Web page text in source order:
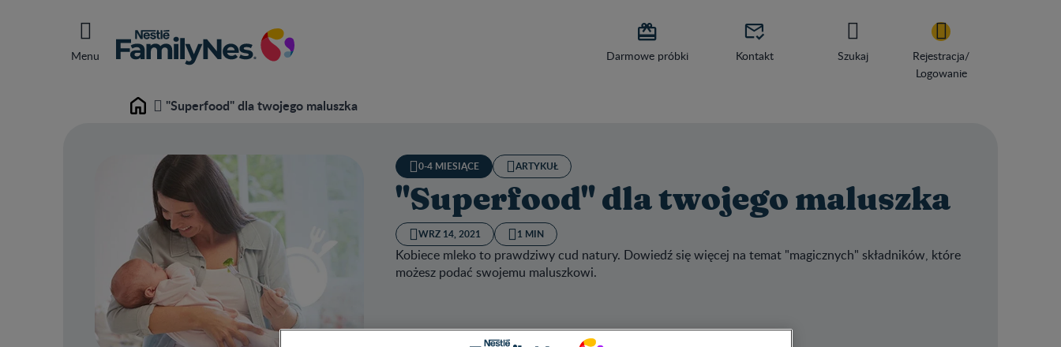
Menu

Darmowe próbki

Kontakt Szukaj
Rejestracja/
Logowanie
Home "Superfood" dla twojego maluszka
0-4 MIESIĄCE ARTYKUŁ
"Superfood" dla twojego maluszka
WRZ 14, 2021 1 MIN
Kobiece mleko to prawdziwy cud natury. Dowiedź się więcej na temat "magicznych" składników, które
możesz podać swojemu maluszkowi.